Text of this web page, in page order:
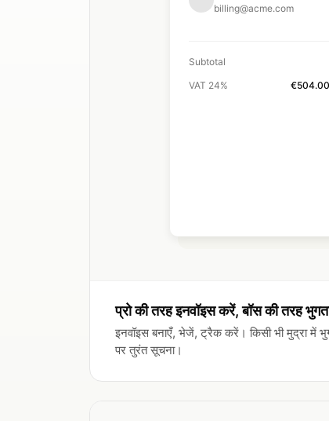
billing@acme.com
Subtotal
VAT 24%
€504.00
प्रो की तरह इनवॉइस करें, बॉस की तरह
इनवॉइस बनाएँ, भेजें, ट्रैक करें। किसी भी मुद्रा में
पर तुरंत सूचना।